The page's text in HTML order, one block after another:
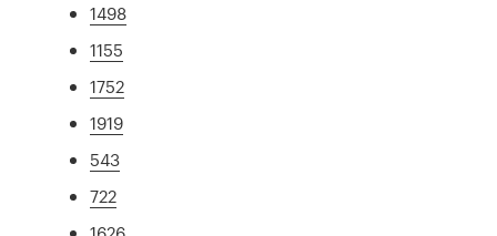
1498
1155
1752
1919
543
722